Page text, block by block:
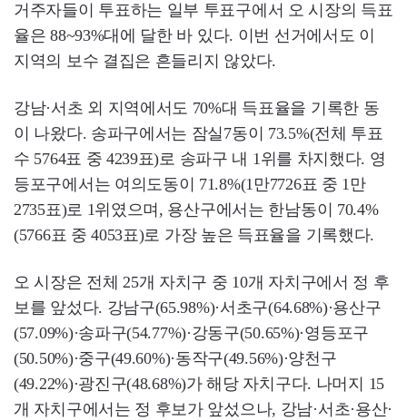
거주자들이 투표하는 일부 투표구에서 오 시장의 득표
율은 88~93%대에 달한 바 있다. 이번 선거에서도 이
지역의 보수 결집은 흔들리지 않았다.
강남·서초 외 지역에서도 70%대 득표율을 기록한 동
이 나왔다. 송파구에서는 잠실7동이 73.5%(전체 투표
수 5764표 중 4239표)로 송파구 내 1위를 차지했다. 영
등포구에서는 여의도동이 71.8%(1만7726표 중 1만
2735표)로 1위였으며, 용산구에서는 한남동이 70.4%
(5766표 중 4053표)로 가장 높은 득표율을 기록했다.
오 시장은 전체 25개 자치구 중 10개 자치구에서 정 후
보를 앞섰다. 강남구(65.98%)·서초구(64.68%)·용산구
(57.09%)·송파구(54.77%)·강동구(50.65%)·영등포구
(50.50%)·중구(49.60%)·동작구(49.56%)·양천구
(49.22%)·광진구(48.68%)가 해당 자치구다. 나머지 15
개 자치구에서는 정 후보가 앞섰으나, 강남·서초·용산·